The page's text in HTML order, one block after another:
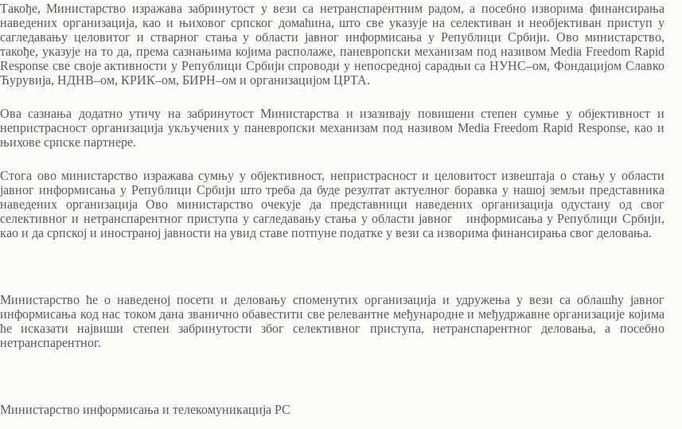
Такође, Министарство изражава забринутост у вези са нетранспарентним радом, а посебно изворима финансирања
наведених организација, као и њиховог српског домаћина, што све указује на селективан и необјективан приступ у
сагледавању целовитог и стварног стања у области јавног информисања у Републици Србији. Ово министарство,
такође, указује на то да, према сазнањима којима располаже, паневропски механизам под називом Media Freedom Rapid
Response све своје активности у Републици Србији спроводи у непосредној сарадњи са НУНС–ом, Фондацијом Славко
Ћурувија, НДНВ–ом, КРИК–ом, БИРН–ом и организацијом ЦРТА.
Ова сазнања додатно утичу на забринутост Министарства и изазивају повишени степен сумње у објективност и
непристрасност организација укључених у паневропски механизам под називом Media Freedom Rapid Response, као и
њихове српске партнере.
Стога ово министарство изражава сумњу у објективност, непристрасност и целовитост извештаја о стању у области
јавног информисања у Републици Србији што треба да буде резултат актуелног боравка у нашој земљи представника
наведених организација Ово министарство очекује да представници наведених организација одустану од свог
селективног и нетранспарентног приступа у сагледавању стања у области јавног информисања у Републици Србији,
као и да српској и иностраној јавности на увид ставе потпуне податке у вези са изворима финансирања свог деловања.
Министарство ће о наведеној посети и деловању споменутих организација и удружења у вези са облашћу јавног
информисања код нас током дана званично обавестити све релевантне међународне и међудржавне организације којима
ће исказати највиши степен забринутости због селективног приступа, нетранспарентног деловања, а посебно
нетранспарентног.
Министарство информисања и телекомуникација РС